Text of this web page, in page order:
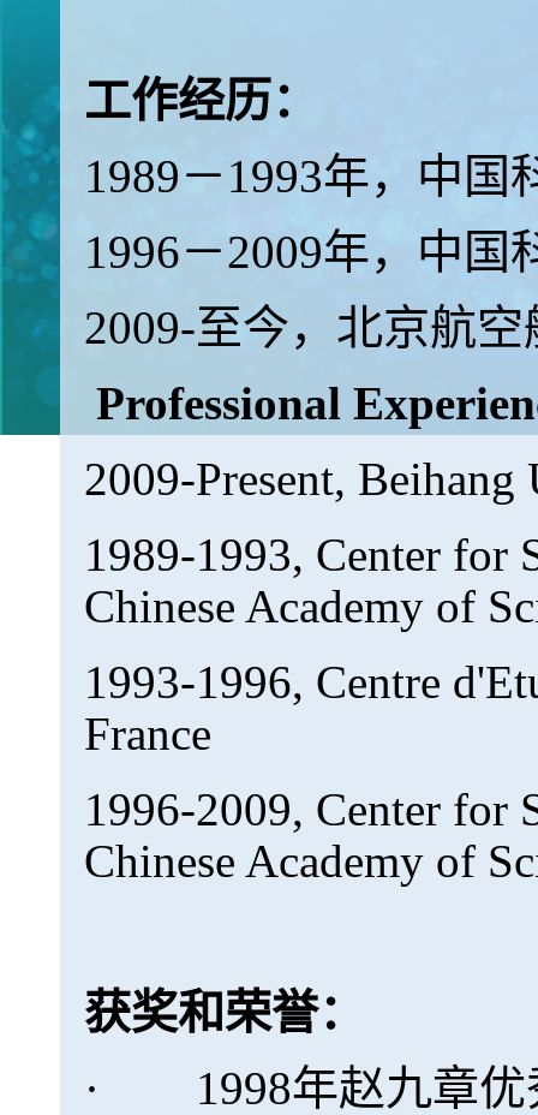
工作经历：
1989－1993年，中
1996－2009年，中
2009-至今，北京航
Professional
2009-Present,
1989-1993, Center for
Chinese Academy of
1993-1996, Centre
France
1996-2009, Center for
Chinese Academy of
获奖和荣誉：
· 1998年赵九章优